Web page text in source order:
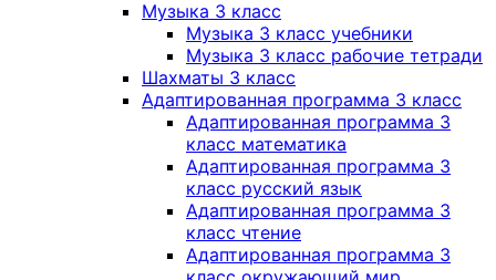
Музыка 3 класс
Музыка 3 класс учебники
Музыка 3 класс рабочие тетради
Шахматы 3 класс
Адаптированная программа 3 класс
Адаптированная программа 3
класс математика
Адаптированная программа 3
класс русский язык
Адаптированная программа 3
класс чтение
Адаптированная программа 3